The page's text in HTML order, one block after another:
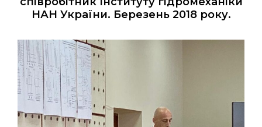
НАН України. Березень 2018року.